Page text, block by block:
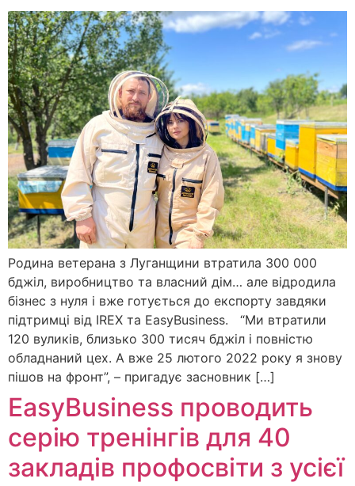
Родина ветерана з Луганщини втратила 300 000
бджіл, виробництво та власний дім… але відродила
бізнес з нуля і вже готується до експорту завдяки
підтримці від IREX та EasyBusiness. “Ми втратили
120 вуликів, близько 300 тисяч бджіл і повністю
обладнаний цех. А вже 25 лютого 2022 року я знову
пішов на фронт”, – пригадує засновник […]
EasyBusiness проводить
серію тренінгів для 40
закладів профосвіти з усієї